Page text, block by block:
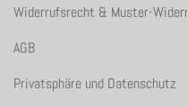
Widerrufsrecht & Muster-
AGB
Privatsphäre und Datenschutz